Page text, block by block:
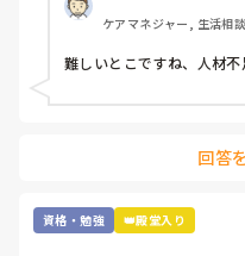
ケアマネジャー, 生活相
難しいとこですね、人材不
回答
資格・勉強 👑殿堂入り